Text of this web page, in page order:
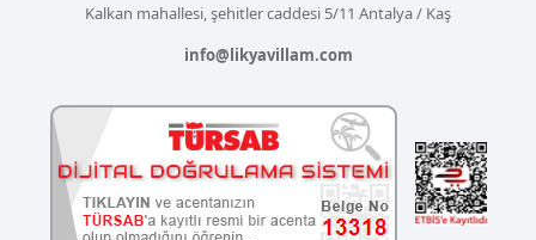
Kalkan mahallesi, şehitler caddesi 5/11 Antalya / Kaş
info@likyavillam.com